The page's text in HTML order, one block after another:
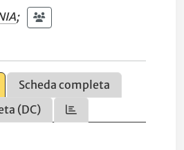
;
Scheda completa
(DC)